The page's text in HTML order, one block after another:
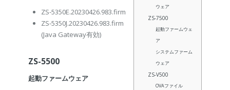
ウェア
ZS-7500
起動ファームウェ
ア
システムファーム
ウェア
ZS-V500
OVAファイル
ZS-5350E.20230426.983.firm
ZS-5350J.20230426.983.firm
(Java Gateway有効)
ZS-5500
起動ファームウェア